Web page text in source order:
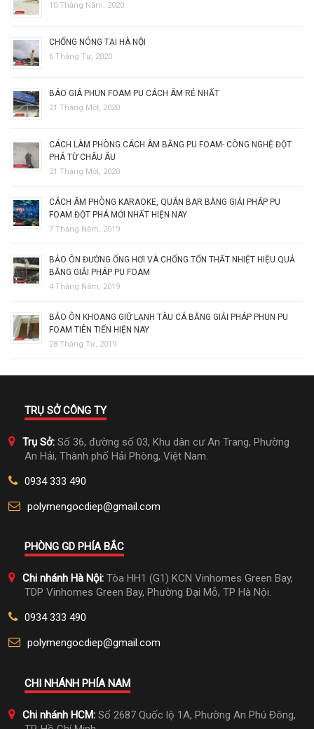
10 Tháng Năm, 2020
CHỐNG NÓNG TẠI HÀ NỘI
6 Tháng Tư, 2020
BÁO GIÁ PHUN FOAM PU CÁCH ÂM RẺ NHẤT
21 Tháng Một, 2020
CÁCH LÀM PHÒNG CÁCH ÂM BẰNG PU FOAM- CÔNG NGHỆ ĐỘT
PHÁ TỪ CHÂU ÂU
21 Tháng Một, 2020
CÁCH ÂM PHÒNG KARAOKE, QUÁN BAR BẰNG GIẢI PHÁP PU
FOAM ĐỘT PHÁ MỚI NHẤT HIỆN NAY
7 Tháng Năm, 2019
BẢO ÔN ĐƯỜNG ỐNG HƠI VÀ CHỐNG TỔN THẤT NHIỆT HIỆU QUẢ
BẰNG GIẢI PHÁP PU FOAM
4 Tháng Năm, 2019
BẢO ÔN KHOANG GIỮ LẠNH TÀU CÁ BẰNG GIẢI PHÁP PHUN PU
FOAM TIÊN TIẾN HIỆN NAY
28 Tháng Tư, 2019
TRỤ SỞ CÔNG TY
Trụ Sở:Số 36, đường số 03, Khu dân cư An Trang, Phường
An Hải, Thành phố Hải Phòng, Việt Nam.
0934 333 490
polymengocdiep@gmail.com
PHÒNG GD PHÍA BẮC
Chi nhánh Hà Nội: Tòa HH1 (G1) KCN Vinhomes Green Bay,
TDP Vinhomes Green Bay, Phường Đại Mỗ, TP Hà Nội.
0934 333 490
polymengocdiep@gmail.com
CHI NHÁNH PHÍA NAM
Chi nhánh HCM: Số 2687 Quốc lộ 1A, Phường An Phú Đông,